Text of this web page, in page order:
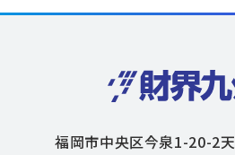
福岡市中央区今泉1-20-2